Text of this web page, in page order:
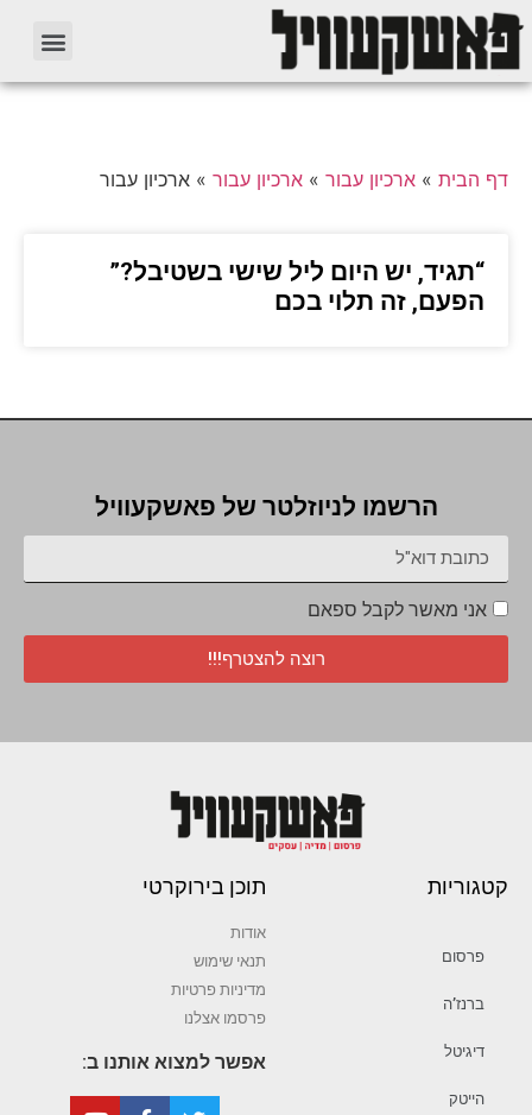
דף הבית » ארכיון עבור » ארכיון עבור » ארכיון עבור
“תגיד, יש היום ליל שישי בשטיבל?”
הפעם, זה תלוי בכם
הרשמו לניוזלטר של פאשקעוויל
אני מאשר לקבל ספאם
רוצה להצטרף!!!
קטגוריות
פרסום
ברנז’ה
דיגיטל
הייטק
תוכן בירוקרטי
אודות
תנאי שימוש
מדיניות פרטיות
פרסמו אצלנו
אפשר למצוא אותנו ב: